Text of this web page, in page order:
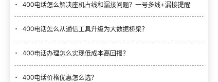
400电话怎么解决座机占线和漏接问题？一号多线+漏接提醒
400电话怎么从通信工具升级为大数据桥梁？
400电话办理怎么实现低成本高回报？
400电话价格优惠怎么选？